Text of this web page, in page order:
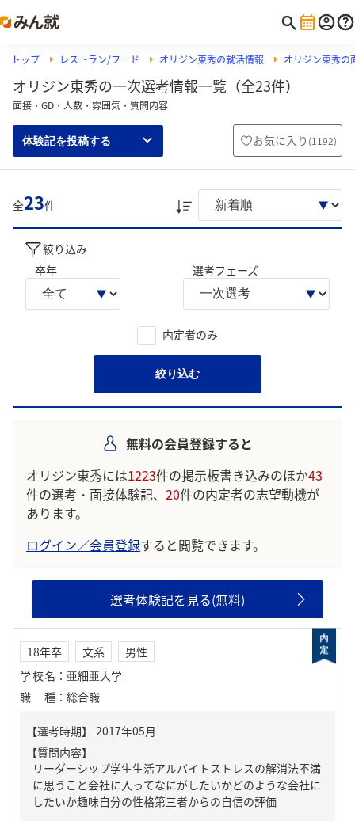
トップ レストラン/フード オリジン東秀の就活情報 オリジン東秀の
オリジン東秀の一次選考情報一覧（全23件）
面接・GD・人数・雰囲気・質問内容
体験記を投稿する お気に入り (1192)
全23件
絞り込み
卒年
選考フェーズ
内定者のみ
絞り込む
無料の会員登録すると
オリジン東秀には1223件の掲示板書き込みのほか43
件の選考・面接体験記、 20件の内定者の志望動機が
あります。
ログイン／会員登録すると閲覧できます。
選考体験記を見る(無料)
18年卒 文系
男性
学校名 ： 亜細亜大学
職種 ： 総合職
【質問内容】
リーダーシップ学生生活アルバイトストレスの解消法不満
に思うこと会社に入ってなにがしたいかどのような会社に
したいか趣味自分の性格第三者からの自信の評価